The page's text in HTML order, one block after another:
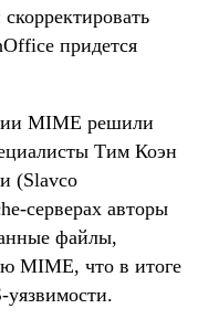
придется
MIME решили
Тим Коэн
(Slavco
серверах авторы
файлы,
MIME, что в итоге